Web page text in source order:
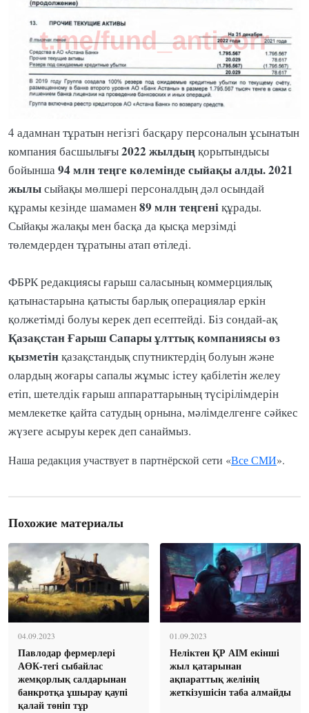
4 адамнан тұратын негізгі басқару персоналын ұсынатын
компания басшылығы2022 жылдыңқорытындысы
бойынша 94 млн теңге көлемінде сыйақы алды.2021
жылысыйақы мөлшері персоналдың дәл осындай
құрамы кезінде шамамен89 млн теңгеніқұрады.
Сыйақы жалақы мен басқа да қысқа мерзімді
төлемдерден тұратыны атап өтіледі.
ФБРК редакциясы ғарыш саласының коммерциялық
қатынастарына қатысты барлық операциялар еркін
қолжетімді болуы керек деп есептейді. Біз сондай-ақ
Қазақстан Ғарыш Сапары ұлттық компаниясы өз
қызметінқазақстандық спутниктердің болуын және
олардың жоғары сапалы жұмыс істеу қабілетін желеу
етіп, шетелдік ғарыш аппараттарының түсірілімдерін
мемлекетке қайта сатудың орнына, мәлімделгенге сәйкес
жүзеге асыруы керек деп санаймыз.
Наша редакция участвует в партнёрской сети «Все СМИ».
Похожие материалы
04.09.2023
Павлодар фермерлері
АӨК-тегі сыбайлас
жемқорлық салдарынан
банкротқа ұшырау қаупі
қалай төніп тұр
01.09.2023
Неліктен ҚР АІМ екінші
жыл қатарынан
ақпараттық желінің
жеткізушісін таба алмайды